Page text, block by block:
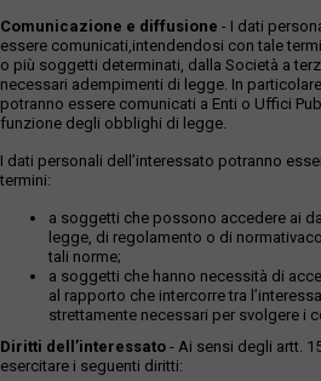
Comunicazione e diffusione - I dati
essere comunicati,intendendosi con tale
o più soggetti determinati, dalla Società a
necessari adempimenti di legge. In
potranno essere comunicati a Enti o Uffici
funzione degli obblighi di legge.
I dati personali dell’interessato potranno
termini:
a soggetti che possono accedere ai
legge, di regolamento o di
tali norme;
a soggetti che hanno necessità di
al rapporto che intercorre tra
strettamente necessari per svolgere i
Diritti dell’interessato - Ai sensi degli artt.
esercitare i seguenti diritti: